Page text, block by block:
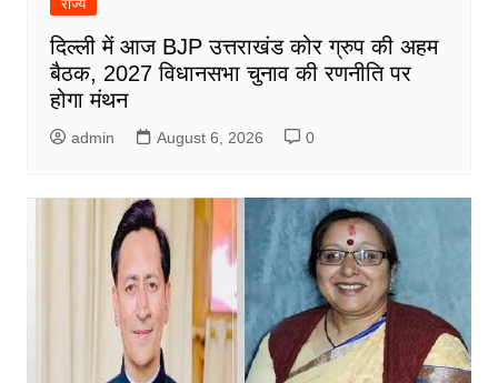
राज्य
दिल्ली में आज BJP उत्तराखंड कोर ग्रुप की अहम
बैठक, 2027 विधानसभा चुनाव की रणनीति पर
होगा मंथन
admin August 6, 2026 0